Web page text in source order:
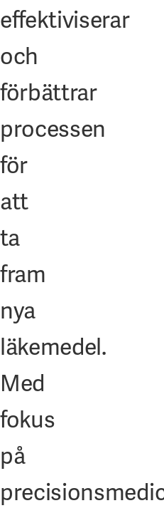
effektiviserar
och
förbättrar
processen
för
att
ta
fram
nya
läkemedel.
Med
fokus
på